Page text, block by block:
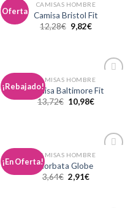
Oferta
CAMISAS HOMBRE
Camisa Bristol Fit
12,28€ 9,82€
¡Rebajado!
a la
CAMISAS HOMBRE
Camisa Baltimore Fit
13,72€ 10,98€
¡En Oferta!
CAMISAS HOMBRE
Corbata Globe
3,64€ 2,91€